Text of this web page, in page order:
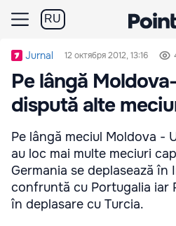
RU
Jurnal 12 октября 2012, 13:16
Pe lângă
dispută alte
Pe lângă meciul Moldova -
au loc mai multe meciuri
Germania se deplasează în
confruntă cu Portugalia iar
în deplasare cu Turcia.